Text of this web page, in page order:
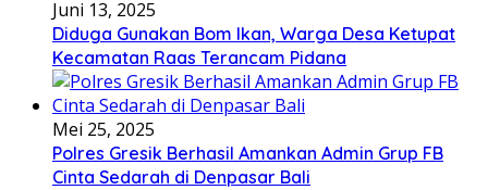
Juni 13, 2025
Diduga Gunakan Bom Ikan, Warga Desa Ketupat
Kecamatan Raas Terancam Pidana
Mei 25, 2025
Polres Gresik Berhasil Amankan Admin Grup FB
Cinta Sedarah di Denpasar Bali